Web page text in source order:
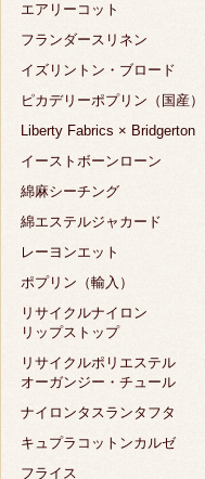
エアリーコット
フランダースリネン
イズリントン・ブロード
ピカデリーポプリン（国産）
Liberty Fabrics × Bridgerton
イーストボーンローン
綿麻シーチング
綿エステルジャカード
レーヨンエット
ポプリン（輸入）
リサイクルナイロン
リップストップ
リサイクルポリエステル
オーガンジー・チュール
ナイロンタスランタフタ
キュプラコットンカルゼ
フライス